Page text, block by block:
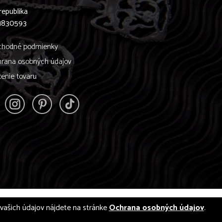
podmienky
osobných údajov
tovaru
údajov nájdete na stránkeOchrana osobných údajov.